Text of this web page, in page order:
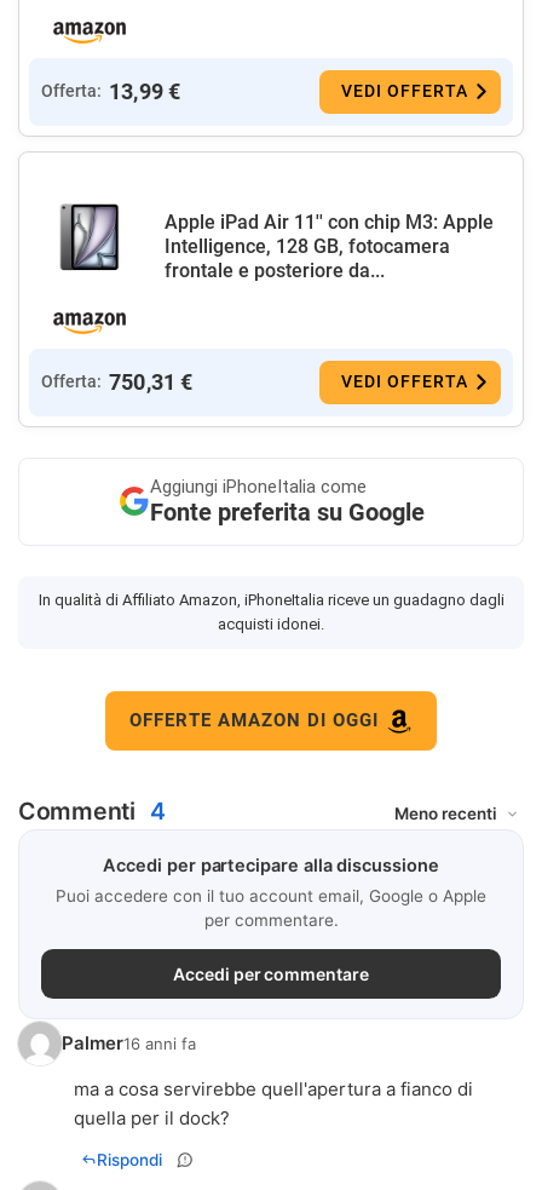
Offerta: 13,99 € VEDI OFFERTA
Apple iPad Air 11'' con chip M3: Apple
Intelligence, 128 GB, fotocamera
frontale e posteriore da...
Offerta: 750,31 € VEDI OFFERTA
Aggiungi iPhoneItalia come
Fonte preferita su Google
In qualità di Affiliato Amazon, iPhoneItalia riceve un guadagno dagli
acquisti idonei.
OFFERTE AMAZON DI OGGI
Commenti 4
Accedi per partecipare alla discussione
Puoi accedere con il tuo account email, Google o Apple
per commentare.
Accedi per commentare
Palmer16 anni fa
ma a cosa servirebbe quell'apertura a fianco di
quella per il dock?
Rispondi